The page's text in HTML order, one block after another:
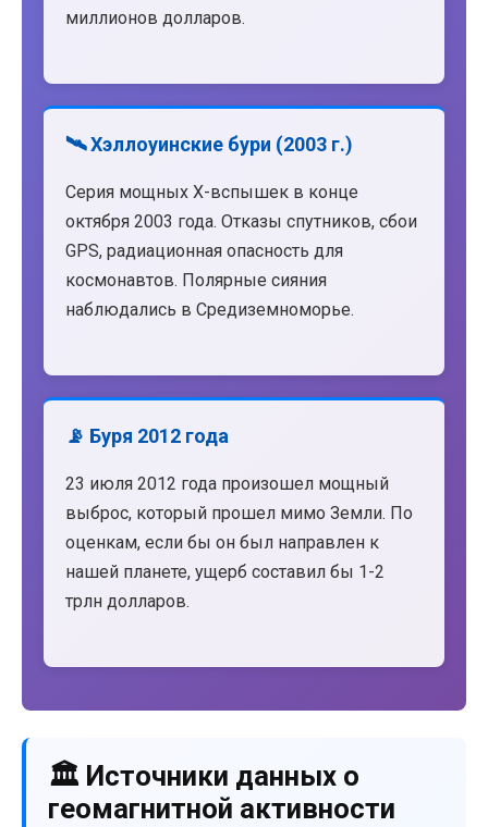
миллионов долларов.
🛰️ Хэллоуинские бури (2003 г.)
Серия мощных X-вспышек в конце
октября 2003 года. Отказы спутников, сбои
GPS, радиационная опасность для
космонавтов. Полярные сияния
наблюдались в Средиземноморье.
📡 Буря 2012 года
23 июля 2012 года произошел мощный
выброс, который прошел мимо Земли. По
оценкам, если бы он был направлен к
нашей планете, ущерб составил бы 1-2
трлн долларов.
🏛️ Источники данных о
геомагнитной активности